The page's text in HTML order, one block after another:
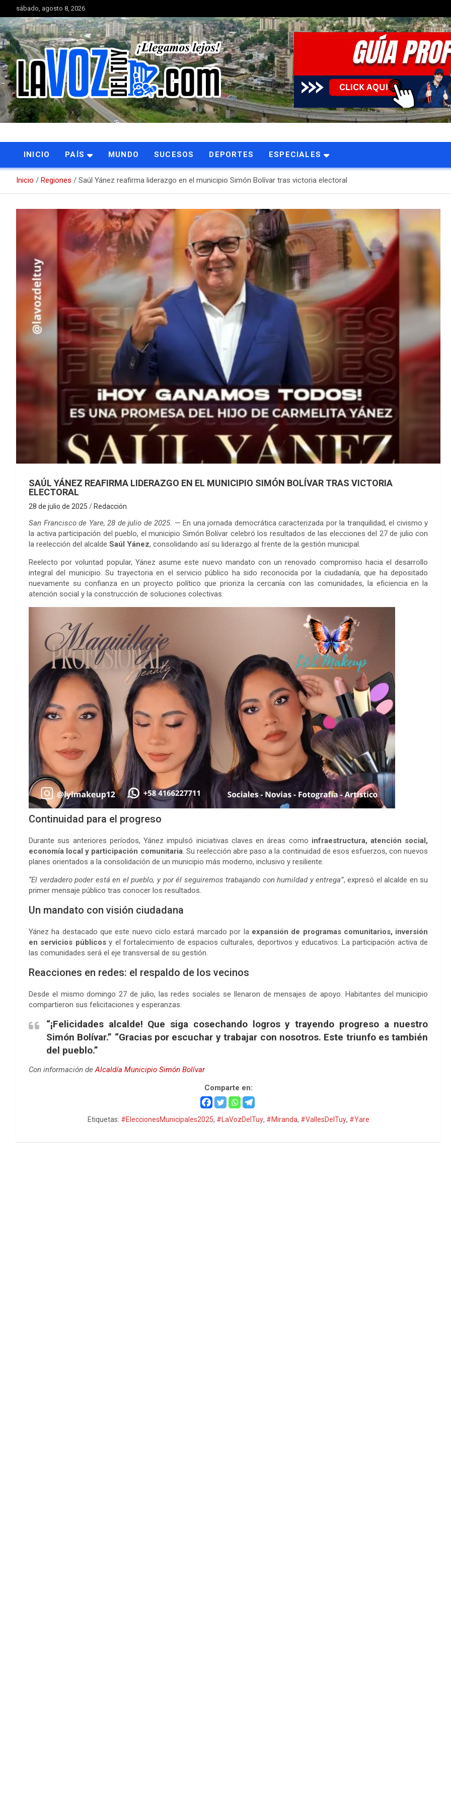
al
contenido
sábado, agosto 8, 2026
La Voz del Tuy
Portal de noticias
INICIO PAÍS MUNDO SUCESOS DEPORTES ESPECIALES
Inicio Regiones Saúl Yánez reafirma liderazgo en el municipio Simón Bolívar tras victoria electoral
SAÚL YÁNEZ REAFIRMA LIDERAZGO EN EL MUNICIPIO SIMÓN BOLÍVAR TRAS VICTORIA
ELECTORAL
28 de julio de 2025 Redacción
San Francisco de Yare, 28 de julio de 2025. — En una jornada democrática caracterizada por la tranquilidad, el civismo y
la activa participación del pueblo, el municipio Simón Bolívar celebró los resultados de las elecciones del 27 de julio con
la reelección del alcalde Saúl Yánez, consolidando así su liderazgo al frente de la gestión municipal.
Reelecto por voluntad popular, Yánez asume este nuevo mandato con un renovado compromiso hacia el desarrollo
integral del municipio. Su trayectoria en el servicio público ha sido reconocida por la ciudadanía, que ha depositado
nuevamente su confianza en un proyecto político que prioriza la cercanía con las comunidades, la eficiencia en la
atención social y la construcción de soluciones colectivas.
Continuidad para el progreso
Durante sus anteriores períodos, Yánez impulsó iniciativas claves en áreas como infraestructura, atención social,
economía local y participación comunitaria. Su reelección abre paso a la continuidad de esos esfuerzos, con nuevos
planes orientados a la consolidación de un municipio más moderno, inclusivo y resiliente.
“El verdadero poder está en el pueblo, y por él seguiremos trabajando con humildad y entrega”, expresó el alcalde en su
primer mensaje público tras conocer los resultados.
Un mandato con visión ciudadana
Yánez ha destacado que este nuevo ciclo estará marcado por la expansión de programas comunitarios, inversión
en servicios públicosy el fortalecimiento de espacios culturales, deportivos y educativos. La participación activa de
las comunidades será el eje transversal de su gestión.
Reacciones en redes: el respaldo de los vecinos
Desde el mismo domingo 27 de julio, las redes sociales se llenaron de mensajes de apoyo. Habitantes del municipio
compartieron sus felicitaciones y esperanzas:
“¡Felicidades alcalde! Que siga cosechando logros y trayendo progreso a nuestro
Simón Bolívar.” “Gracias por escuchar y trabajar con nosotros. Este triunfo es también
del pueblo.”
Con información deAlcaldía Municipio Simón Bolívar
Comparte en:
Etiquetas: #EleccionesMunicipales2025, #LaVozDelTuy, #Miranda, #VallesDelTuy, #Yare